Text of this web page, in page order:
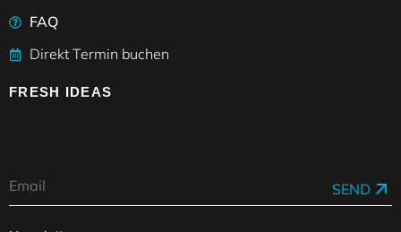
FAQ
Direkt Termin buchen
FRESH IDEAS
SEND